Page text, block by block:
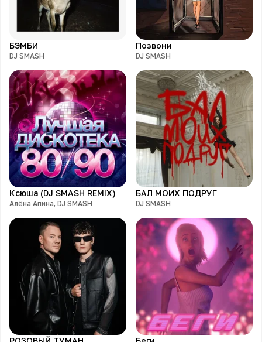
БЭМБИ
DJ SMASH
Позвони
DJ SMASH
Ксюша (DJ SMASH REMIX)
Алёна Апина, DJ SMASH
БАЛ МОИХ ПОДРУГ
DJ SMASH